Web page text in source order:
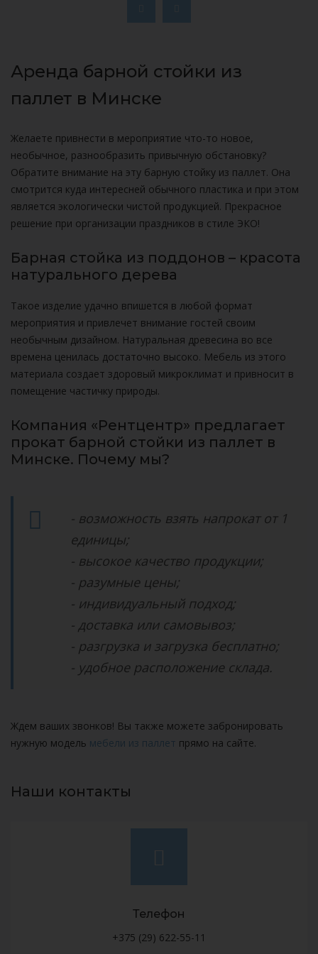
Аренда барной стойки из
паллет в Минске
Желаете привнести в мероприятие что-то новое,
необычное, разнообразить привычную обстановку?
Обратите внимание на эту барную стойку из паллет. Она
смотрится куда интересней обычного пластика и при этом
является экологически чистой продукцией. Прекрасное
решение при организации праздников в стиле ЭКО!
Барная стойка из поддонов – красота
натурального дерева
Такое изделие удачно впишется в любой формат
мероприятия и привлечет внимание гостей своим
необычным дизайном. Натуральная древесина во все
времена ценилась достаточно высоко. Мебель из этого
материала создает здоровый микроклимат и привносит в
помещение частичку природы.
Компания «Рентцентр» предлагает
прокат барной стойки из паллет в
Минске. Почему мы?
- возможность взять напрокат от 1
единицы;
- высокое качество продукции;
- разумные цены;
- индивидуальный подход;
- доставка или самовывоз;
- разгрузка и загрузка бесплатно;
- удобное расположение склада.
Ждем ваших звонков! Вы также можете забронировать
нужную модель мебели из паллет прямо на сайте.
Наши контакты
Телефон
+375 (29) 622-55-11